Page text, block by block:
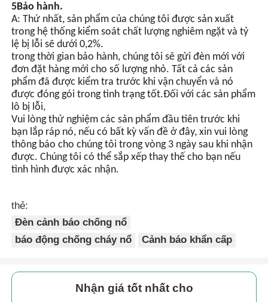
5Bảo hành.
A: Thứ nhất, sản phẩm của chúng tôi được sản xuất
trong hệ thống kiểm soát chất lượng nghiêm ngặt và tỷ
lệ bị lỗi sẽ dưới 0,2%.
trong thời gian bảo hành, chúng tôi sẽ gửi đèn mới với
đơn đặt hàng mới cho số lượng nhỏ. Tất cả các sản
phẩm đã được kiểm tra trước khi vận chuyển và nó
được đóng gói trong tình trạng tốt.Đối với các sản phẩm
lô bị lỗi,
Vui lòng thử nghiệm các sản phẩm đầu tiên trước khi
bạn lắp ráp nó, nếu có bất kỳ vấn đề ở đây, xin vui lòng
thông báo cho chúng tôi trong vòng 3 ngày sau khi nhận
được. Chúng tôi có thể sắp xếp thay thế cho bạn nếu
tình hình được xác nhận.
thẻ:
Đèn cảnh báo chống nổ
báo động chống cháy nổ
Cảnh báo khẩn cấp
Nhận giá tốt nhất cho